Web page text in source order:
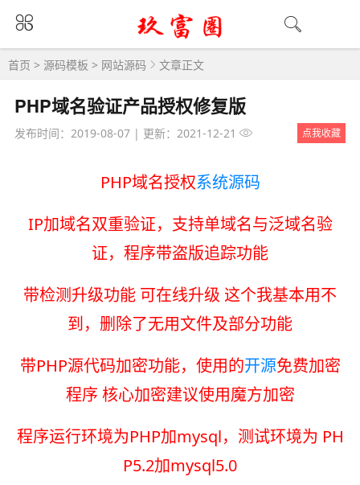
首页 > 源码模板 > 网站源码 文章正文
PHP域名验证产品授权修复版
发布时间：2019-08-07| 更新：2021-12-21 点我收藏
PHP域名授权系统源码
IP加域名双重验证，支持单域名与泛域名验
证，程序带盗版追踪功能
带检测升级功能 可在线升级 这个我基本用不
到，删除了无用文件及部分功能
带PHP源代码加密功能，使用的开源免费加密
程序 核心加密建议使用魔方加密
程序运行环境为PHP加mysql，测试环境为 PH
P5.2加mysql5.0